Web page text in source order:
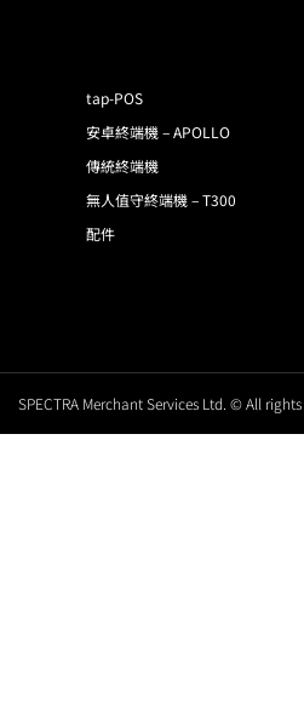
tap-POS
安卓終端機 – APOLLO
傳統終端機
無人值守終端機 – T300
配件
SPECTRA Merchant Services Ltd. © All rights